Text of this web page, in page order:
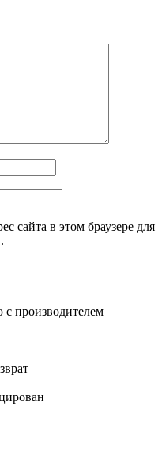
сайта в этом браузере для
производителем